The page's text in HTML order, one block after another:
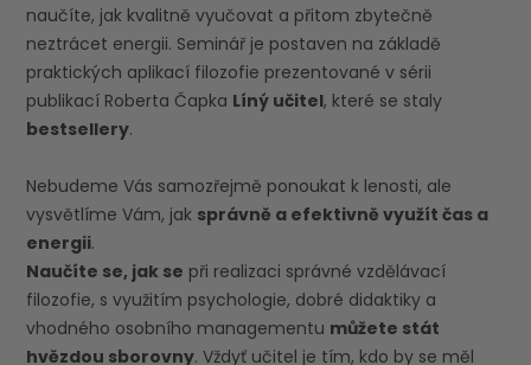
naučíte, jak kvalitně vyučovat a přitom zbytečně
neztrácet energii. Seminář je postaven na základě
praktických aplikací filozofie prezentované v sérii
publikací Roberta Čapka Líný učitel, které se staly
bestsellery.
Nebudeme Vás samozřejmě ponoukat k lenosti, ale
vysvětlíme Vám, jak správně a efektivně využít čas a
energii.
Naučíte se, jak se při realizaci správné vzdělávací
filozofie, s využitím psychologie, dobré didaktiky a
vhodného osobního managementu můžete stát
hvězdou sborovny. Vždyť učitel je tím, kdo by se měl